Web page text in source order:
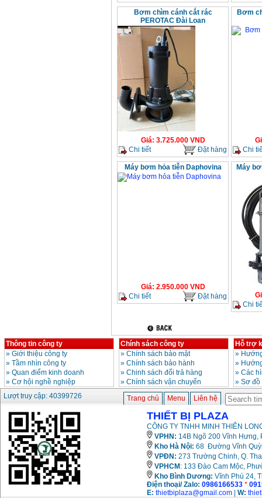
Bơm chìm cánh cắt rác
PEROTAC Đài Loan
Giá: 3.725.000VND
Chi tiết
Đặt hàng
Bơm
Chi
Máy bơm hỏa tiễn Daphovina
Giá: 2.950.000VND
Chi tiết
Đặt hàng
Máy
Chi
Thông tin công ty
» Giới thiệu công ty
» Tầm nhìn công ty
» Quan điểm kinh doanh
» Cơ hội nghề nghiệp
Chính sách công ty
» Chính sách bảo mật
» Chính sách bảo hành
» Chinh sách đổi trả hàng
» Chính sách vận chuyển
Hỗ trợ
»
»
» Các
» Sơ
Lượt truy cập: 40399726
Trang chủ Menu Liên hệ
THIẾT BỊ PLAZA
CÔNG TY TNHH MINH THIÊN
VPHN: 14B Ngõ 200 Vĩnh Hưng,
Kho Hà Nội: 68 Đường Vĩnh
VPĐN: 273 Trường Chinh, Q.
VPHCM : 133 Đào Cam Mộc,
Kho Bình Dương: Vĩnh Phú 24,
Điện thoại/ Zalo: 0986166533 *
E: thietbiplaza@gmail.com W: